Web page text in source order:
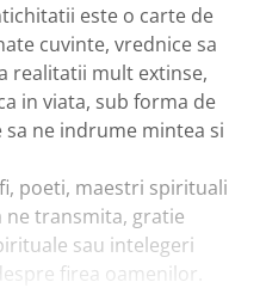
este o carte de
cuvinte, vrednice sa
realitatii mult extinse,
in viata, sub forma de
ne indrume mintea si
poeti, maestri spirituali
ne transmita, gratie
sau intelegeri
firea oamenilor.